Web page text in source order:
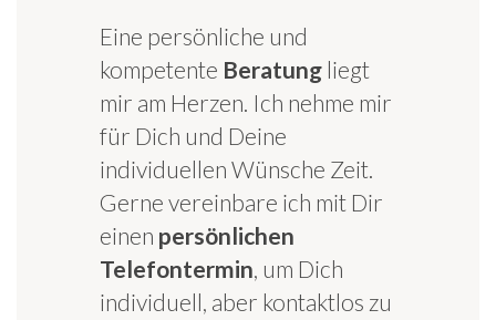
Eine persönliche und
kompetente Beratung liegt
mir am Herzen. Ich nehme mir
für Dich und Deine
individuellen Wünsche Zeit.
Gerne vereinbare ich mit Dir
einen persönlichen
Telefontermin, um Dich
individuell, aber kontaktlos zu